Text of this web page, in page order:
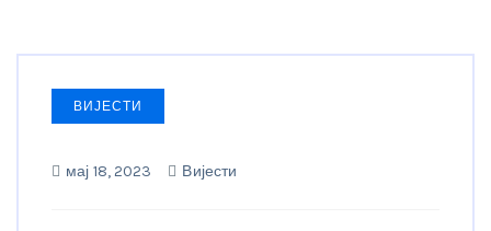
ВИЈЕСТИ
мај 18, 2023 Вијести